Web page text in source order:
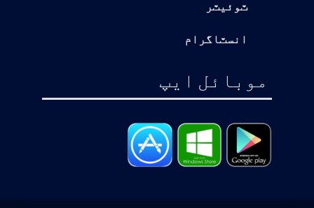
ٽوئيٽر
انسٽاگرام
موبائل ايپ